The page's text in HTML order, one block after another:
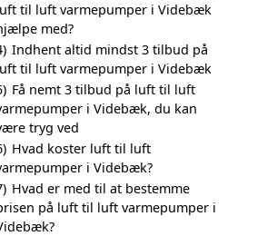
til luft varmepumper i Videbæk
med?
Indhent altid mindst 3 tilbud på
til luft varmepumper i Videbæk
Få nemt 3 tilbud på luft til luft
i Videbæk, du kan
tryg ved
Hvad koster luft til luft
i Videbæk?
Hvad er med til at bestemme
på luft til luft varmepumper i